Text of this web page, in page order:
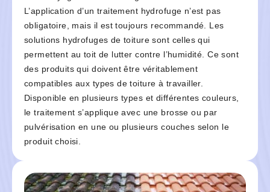
L’application d’un traitement hydrofuge n’est pas
obligatoire, mais il est toujours recommandé. Les
solutions hydrofuges de toiture sont celles qui
permettent au toit de lutter contre l’humidité. Ce sont
des produits qui doivent être véritablement
compatibles aux types de toiture à travailler.
Disponible en plusieurs types et différentes couleurs,
le traitement s’applique avec une brosse ou par
pulvérisation en une ou plusieurs couches selon le
produit choisi.